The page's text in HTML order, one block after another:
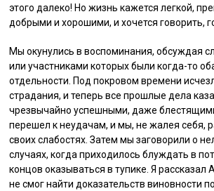
этого далеко! Но жизнь кажется легкой,
добрыми и хорошими, и хочется говорить,
Мы окунулись в воспоминания, обсуждая
или участниками которых были когда-то
отдельности. Под покровом времени
страдания, и теперь все прошлые дела
чрезвычайно успешными, даже
перешел к неудачам, и мы, не жалея себя,
своих слабостях. Затем мы заговорили о
случаях, когда приходилось блуждать в
концов оказываться в тупике. Я
не смог найти доказательств виновности